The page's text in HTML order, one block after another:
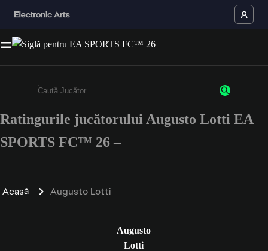
Enter a minimum of 3 characters or numbers
Ratingurile jucătorului Augusto Lotti EA
SPORTS FC™ 26 –
Acasă Augusto Lotti
Augusto
Lotti